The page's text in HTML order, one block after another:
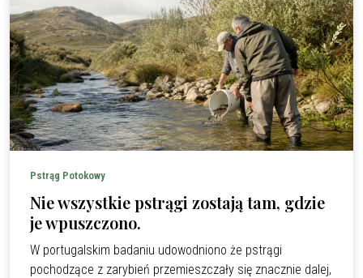
Pstrąg Potokowy
Nie wszystkie pstrągi zostają tam, gdzie
je wpuszczono.
W portugalskim badaniu udowodniono że pstrągi
pochodzące z zarybień przemieszczały się znacznie dalej,